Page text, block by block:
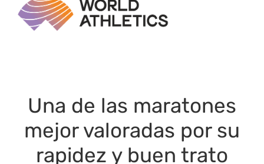
Una de las maratones
mejor valoradas por su
rapidez y buen trato